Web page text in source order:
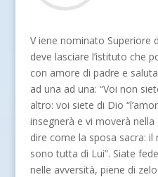
V iene nominato Superiore
deve lasciare l’istituto che
con amore di padre e
ad una ad una: “Voi non
altro: voi siete di Dio
insegnerà e vi moverà
dire come la sposa sacra:
sono tutta di Lui”. Siate
nelle avversità, piene di